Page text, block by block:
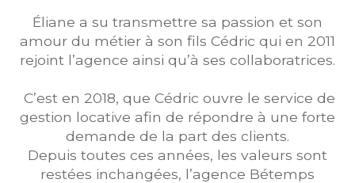
Éliane a su transmettre sa passion et son
amour du métier à son fils Cédric qui en 2011
rejoint l’agence ainsi qu’à ses collaboratrices.
C’est en 2018, que Cédric ouvre le service de
gestion locative afin de répondre à une forte
demande de la part des clients.
Depuis toutes ces années, les valeurs sont
restées inchangées, l’agence Bétemps